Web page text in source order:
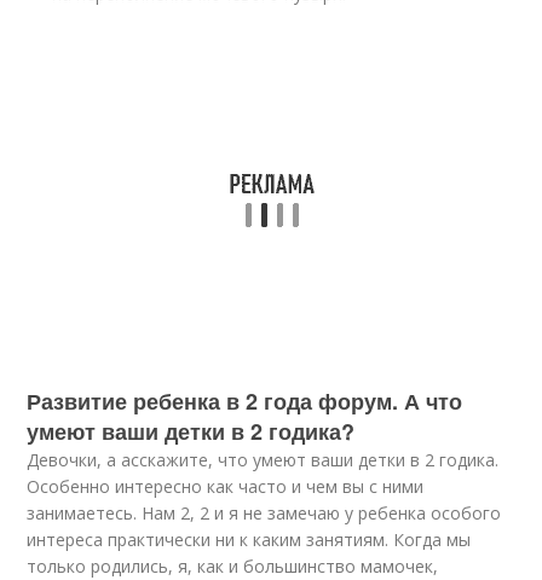
Развитие ребенка в 2 года форум. А что
умеют ваши детки в 2 годика?
Девочки, а асскажите, что умеют ваши детки в 2 годика.
Особенно интересно как часто и чем вы с ними
занимаетесь. Нам 2, 2 и я не замечаю у ребенка особого
интереса практически ни к каким занятиям. Когда мы
только родились, я, как и большинство мамочек,